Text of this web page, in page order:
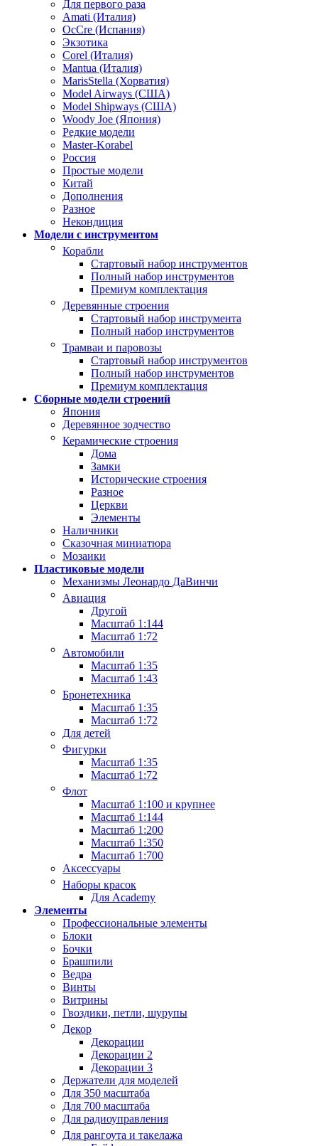
Для первого раза
Amati (Италия)
OcCre (Испания)
Экзотика
Corel (Италия)
Mantua (Италия)
MarisStella (Хорватия)
Model Airways (США)
Model Shipways (США)
Woody Joe (Япония)
Редкие модели
Master-Korabel
Россия
Простые модели
Китай
Дополнения
Разное
Некондиция
Модели с инструментом
Корабли
Стартовый набор инструментов
Полный набор инструментов
Премиум комплектация
Деревянные строения
Стартовый набор инструмента
Полный набор инструментов
Трамваи и паровозы
Стартовый набор инструментов
Полный набор инструментов
Премиум комплектация
Сборные модели строений
Япония
Деревянное зодчество
Керамические строения
Дома
Замки
Исторические строения
Разное
Церкви
Элементы
Наличники
Сказочная миниатюра
Мозаики
Пластиковые модели
Механизмы Леонардо ДаВинчи
Авиация
Другой
Масштаб 1:144
Масштаб 1:72
Автомобили
Масштаб 1:35
Масштаб 1:43
Бронетехника
Масштаб 1:35
Масштаб 1:72
Для детей
Фигурки
Масштаб 1:35
Масштаб 1:72
Флот
Масштаб 1:100 и крупнее
Масштаб 1:144
Масштаб 1:200
Масштаб 1:350
Масштаб 1:700
Аксессуары
Наборы красок
Для Academy
Элементы
Профессиональные элементы
Блоки
Бочки
Брашпили
Ведра
Винты
Витрины
Гвоздики, петли, шурупы
Декор
Декорации
Декорации 2
Декорации 3
Держатели для моделей
Для 350 масштаба
Для 700 масштаба
Для радиоуправления
Для рангоута и такелажа